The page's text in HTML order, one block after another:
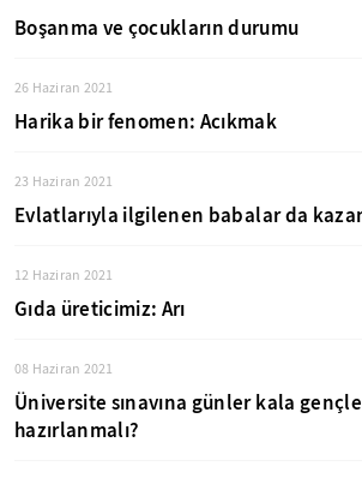
Boşanma ve çocukların durumu
26 Haziran 2021
Harika bir fenomen: Acıkmak
23 Haziran 2021
Evlatlarıyla ilgilenen babalar da
12 Haziran 2021
Gıda üreticimiz: Arı
08 Haziran 2021
Üniversite sınavına günler kala
hazırlanmalı?